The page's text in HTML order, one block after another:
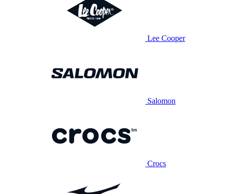
Lee Cooper
Salomon
Crocs